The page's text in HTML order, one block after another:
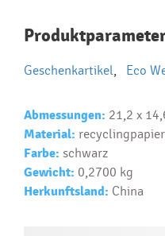
Najčastejšie
reklamných
Ako realizujete potlač
Ako si vybrať správny
Text...
Geschenkartikel Eco
Abmessungen: 21,2 x
Material:
Farbe: schwarz
Gewicht: 0,2700 kg
Herkunftsland: China